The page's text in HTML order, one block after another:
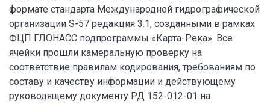
формате стандарта Международной гидрографической
организации S-57 редакция 3.1, созданными в рамках
ФЦП ГЛОНАСС подпрограммы «Карта-Река». Все
ячейки прошли камеральную проверку на
соответствие правилам кодирования, требованиям по
составу и качеству информации и действующему
руководящему документу РД 152-012-01 на